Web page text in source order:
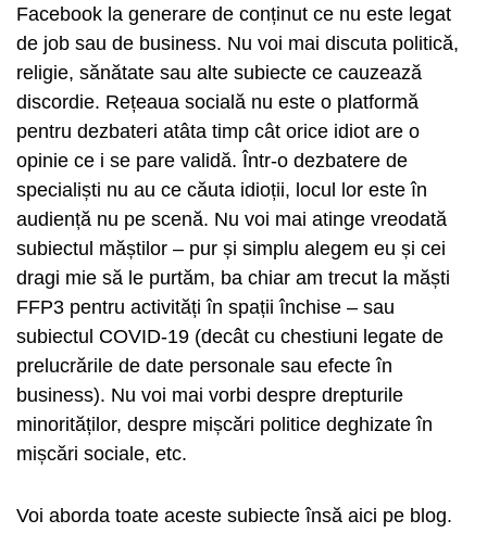
Facebook la generare de conținut ce nu este legat
de job sau de business. Nu voi mai discuta politică,
religie, sănătate sau alte subiecte ce cauzează
discordie. Rețeaua socială nu este o platformă
pentru dezbateri atâta timp cât orice idiot are o
opinie ce i se pare validă. Într-o dezbatere de
specialiști nu au ce căuta idioții, locul lor este în
audiență nu pe scenă. Nu voi mai atinge vreodată
subiectul măștilor – pur și simplu alegem eu și cei
dragi mie să le purtăm, ba chiar am trecut la măști
FFP3 pentru activități în spații închise – sau
subiectul COVID-19 (decât cu chestiuni legate de
prelucrările de date personale sau efecte în
business). Nu voi mai vorbi despre drepturile
minorităților, despre mișcări politice deghizate în
mișcări sociale, etc.
Voi aborda toate aceste subiecte însă aici pe blog.